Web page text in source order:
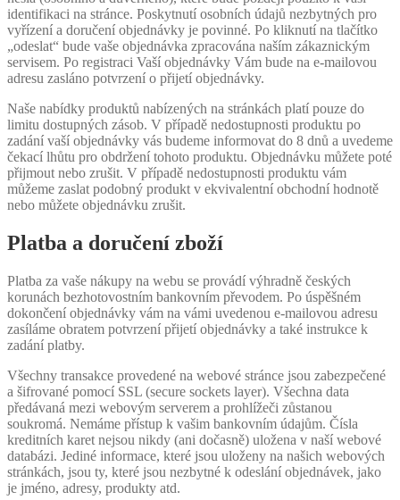
identifikaci na stránce. Poskytnutí osobních údajů nezbytných pro
vyřízení a doručení objednávky je povinné. Po kliknutí na tlačítko
„odeslat“ bude vaše objednávka zpracována naším zákaznickým
servisem. Po registraci Vaší objednávky Vám bude na e-mailovou
adresu zasláno potvrzení o přijetí objednávky.
Naše nabídky produktů nabízených na stránkách platí pouze do
limitu dostupných zásob. V případě nedostupnosti produktu po
zadání vaší objednávky vás budeme informovat do 8 dnů a uvedeme
čekací lhůtu pro obdržení tohoto produktu. Objednávku můžete poté
přijmout nebo zrušit. V případě nedostupnosti produktu vám
můžeme zaslat podobný produkt v ekvivalentní obchodní hodnotě
nebo můžete objednávku zrušit.
Platba a doručení zboží
Platba za vaše nákupy na webu se provádí výhradně českých
korunách bezhotovostním bankovním převodem. Po úspěšném
dokončení objednávky vám na vámi uvedenou e-mailovou adresu
zasíláme obratem potvrzení přijetí objednávky a také instrukce k
zadání platby.
Všechny transakce provedené na webové stránce jsou zabezpečené
a šifrované pomocí SSL (secure sockets layer). Všechna data
předávaná mezi webovým serverem a prohlížeči zůstanou
soukromá. Nemáme přístup k vašim bankovním údajům. Čísla
kreditních karet nejsou nikdy (ani dočasně) uložena v naší webové
databázi. Jediné informace, které jsou uloženy na našich webových
stránkách, jsou ty, které jsou nezbytné k odeslání objednávek, jako
je jméno, adresy, produkty atd.